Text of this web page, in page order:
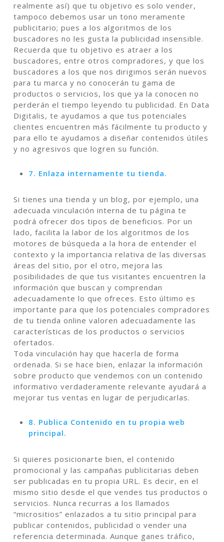
realmente así) que tu objetivo es solo vender,
tampoco debemos usar un tono meramente
publicitario; pues a los algoritmos de los
buscadores no les gusta la publicidad insensible.
Recuerda que tu objetivo es atraer a los
buscadores, entre otros compradores, y que los
buscadores a los que nos dirigimos serán nuevos
para tu marca y no conocerán tu gama de
productos o servicios, los que ya la conocen no
perderán el tiempo leyendo tu publicidad. En Data
Digitalis, te ayudamos a que tus potenciales
clientes encuentren más fácilmente tu producto y
para ello te ayudamos a diseñar contenidos útiles
y no agresivos que logren su función.
7. Enlaza internamente tu tienda.
Si tienes una tienda y un blog, por ejemplo, una
adecuada vinculación interna de tu página te
podrá ofrecer dos tipos de beneficios. Por un
lado, facilita la labor de los algoritmos de los
motores de búsqueda a la hora de entender el
contexto y la importancia relativa de las diversas
áreas del sitio, por el otro, mejora las
posibilidades de que tus visitantes encuentren la
información que buscan y comprendan
adecuadamente lo que ofreces. Esto último es
importante para que los potenciales compradores
de tu tienda online valoren adecuadamente las
características de los productos o servicios
ofertados.
Toda vinculación hay que hacerla de forma
ordenada. Si se hace bien, enlazar la información
sobre producto que vendemos con un contenido
informativo verdaderamente relevante ayudará a
mejorar tus ventas en lugar de perjudicarlas.
8. Publica Contenido en tu propia web
principal.
Si quieres posicionarte bien, el contenido
promocional y las campañas publicitarias deben
ser publicadas en tu propia URL. Es decir, en el
mismo sitio desde el que vendes tus productos o
servicios. Nunca recurras a los llamados
“micrositios” enlazados a tu sitio principal para
publicar contenidos, publicidad o vender una
referencia determinada. Aunque ganes tráfico,